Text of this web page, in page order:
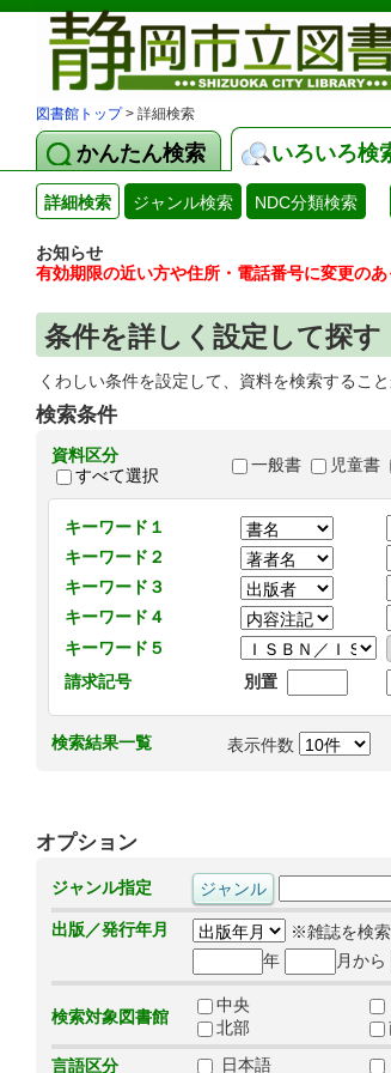
図書館トップ> 詳細検索
かんたん検索 いろいろ検
詳細検索 ジャンル検索 NDC分類検索
お知らせ
有効期限の近い方や住所・電話番号に変更のあ
条件を詳しく設定して探す
くわしい条件を設定して、資料を検索すること
検索条件
資料区分
すべて選択
一般書 児童書
キーワード１
キーワード２
キーワード３
キーワード４
キーワード５
請求記号
別置
検索結果一覧 表示件数
オプション
ジャンル指定
出版／発行年月
※雑誌を検索
年
月から
検索対象図書館
中央
北部
言語区分
日本語